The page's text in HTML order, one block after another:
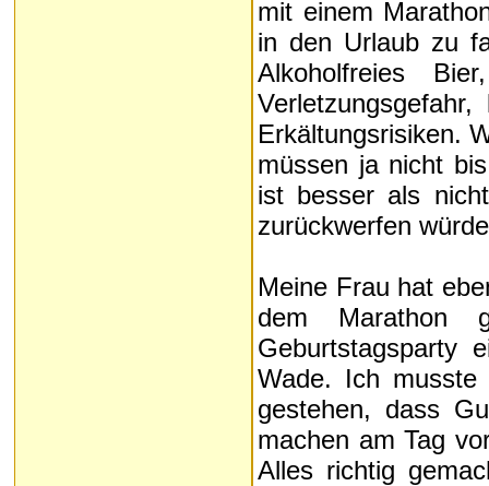
mit einem
in den Urlaub zu
Alkoholfreies
Erkältungsrisiken.
müssen ja nicht
ist besser als
zurückwerfen
Meine Frau hat
dem Marathon
Geburtstagsparty
Wade. Ich musste
gestehen, dass
machen am Tag
Alles richtig